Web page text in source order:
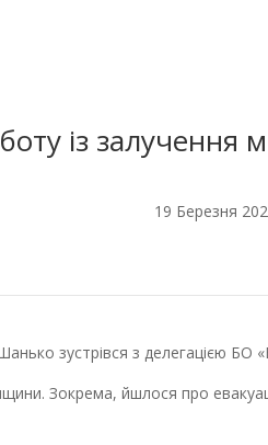
із залучення
19 Березня
зустрівся з делегацією БО
Зокрема, йшлося про